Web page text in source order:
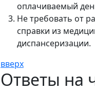
оплачиваемый
Не требовать от
справки из
диспансеризации.
вверх
Ответы на